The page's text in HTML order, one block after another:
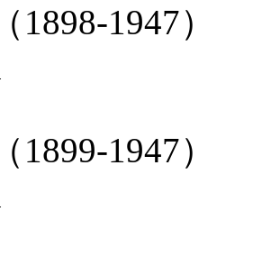
1898-1947）
1899-1947）